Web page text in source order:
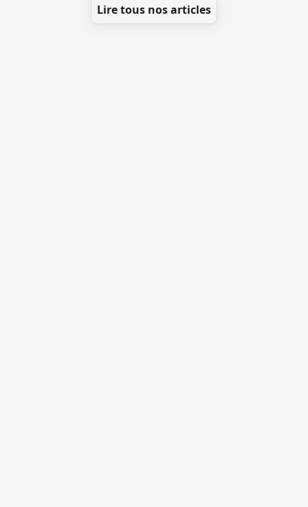
Lire tous nos articles